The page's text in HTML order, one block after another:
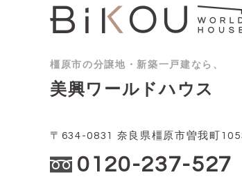
橿原市の分譲地・新築一戸建なら、
美興ワールドハウス
〒634-0831 奈良県橿原市曽我町
0120-237-527